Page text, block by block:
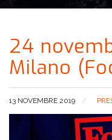
24
Milano
13 NOVEMBRE 2019